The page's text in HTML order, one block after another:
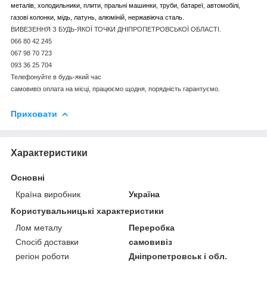
металів, холодильники, плити, пральні машинки, труби, батареї, автомобілі,
газові колонки, мідь, латунь, алюміній, нержавіюча сталь.
ВИВЕЗЕННЯ З БУДЬ-ЯКОЇ ТОЧКИ ДНІПРОПЕТРОВСЬКОЇ ОБЛАСТІ.
066 80 42 245
067 98 70 723
093 36 25 704
Телефонуйте в будь-який час
самовивіз оплата на місці, працюємо щодня, порядність гарантуємо.
Приховати
Характеристики
Основні
Країна виробник
Україна
Користувальницькі характеристики
Лом металу
Переробка
Спосіб доставки
самовивіз
регіон роботи
Дніпропетровськ і обл.